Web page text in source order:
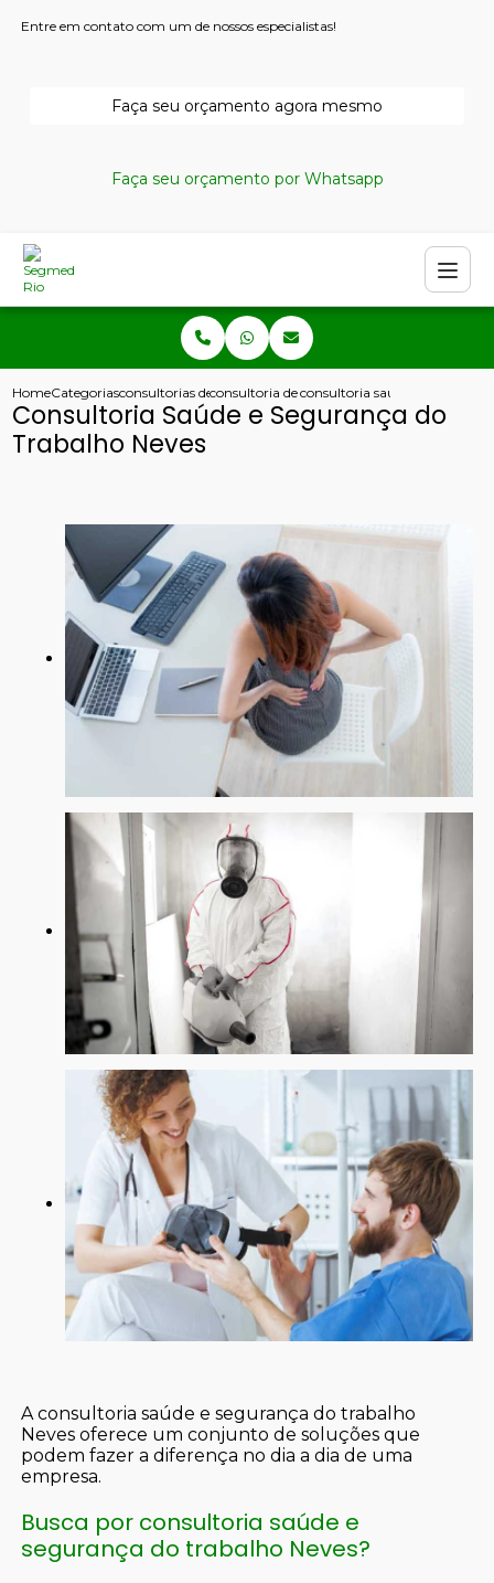
Entre em contato com um de nossos especialistas!
Faça seu orçamento agora mesmo
Faça seu orçamento por Whatsapp
HomeCategoriasconsultorias de seguranca do trabalho
consultoria de seguranca do trabalho
consultoria saude e
Consultoria Saúde e Segurança do
Trabalho Neves
A consultoria saúde e segurança do trabalho
Neves oferece um conjunto de soluções que
podem fazer a diferença no dia a dia de uma
empresa.
Busca por consultoria saúde e
segurança do trabalho Neves?